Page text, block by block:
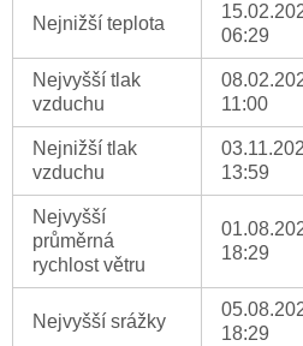
Nejnižší teplota
06:29
Nejvyšší tlak
vzduchu
11:00
Nejnižší tlak
vzduchu
13:59
Nejvyšší
průměrná
rychlost větru
18:29
Nejvyšší srážky
18:29